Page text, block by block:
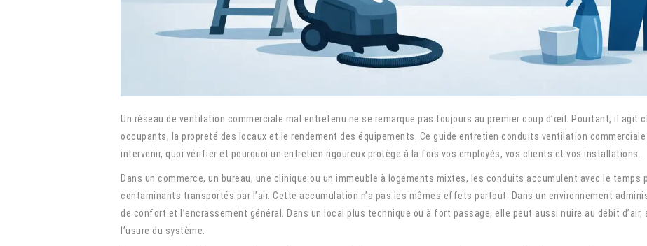
Un réseau de ventilation commerciale mal entretenu ne se remarque pas toujours au premier coup d’œil. Pourtant, il agit
occupants, la propreté des locaux et le rendement des équipements. Ce guide entretien conduits ventilation
intervenir, quoi vérifier et pourquoi un entretien rigoureux protège à la fois vos employés, vos clients et vos installations.
Dans un commerce, un bureau, une clinique ou un immeuble à logements mixtes, les conduits accumulent avec le
contaminants transportés par l’air. Cette accumulation n’a pas les mêmes effets partout. Dans un environnement
de confort et l’encrassement général. Dans un local plus technique ou à fort passage, elle peut aussi nuire au débit
l’usure du système.